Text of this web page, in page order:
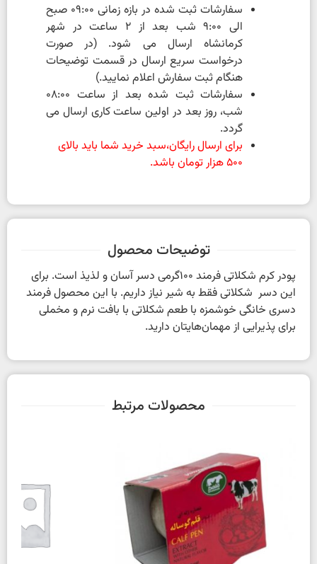
سفارشات ثبت شده در بازه زمانی 09:00 صبح
الی 9:00 شب بعد از 2 ساعت در شهر
کرمانشاه ارسال می شود. (در صورت
درخواست سریع ارسال در قسمت توضیحات
هنگام ثبت سفارش اعلام نمایید.)
سفارشات ثبت شده بعد از ساعت 08:00
شب، روز بعد در اولین ساعت کاری ارسال می
گردد.
برای ارسال رایگان،سبد خرید شما باید بالای
500 هزار تومان باشد.
توضیحات محصول
پودر کرم شکلاتی فرمند 100گرمی دسر آسان و لذیذ است. برای
این دسر شکلاتی فقط به شیر نیاز داریم. با این محصول فرمند
دسری خانگی خوشمزه با طعم شکلاتی با بافت نرم و مخملی
برای پذیرایی از مهمان‌هایتان دارید.
محصولات مرتبط